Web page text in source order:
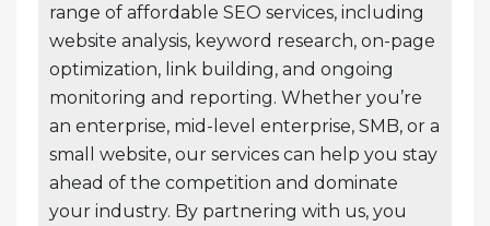
range of affordable SEO services, including
website analysis, keyword research, on-page
optimization, link building, and ongoing
monitoring and reporting. Whether you’re
an enterprise, mid-level enterprise, SMB, or a
small website, our services can help you stay
ahead of the competition and dominate
your industry. By partnering with us, you